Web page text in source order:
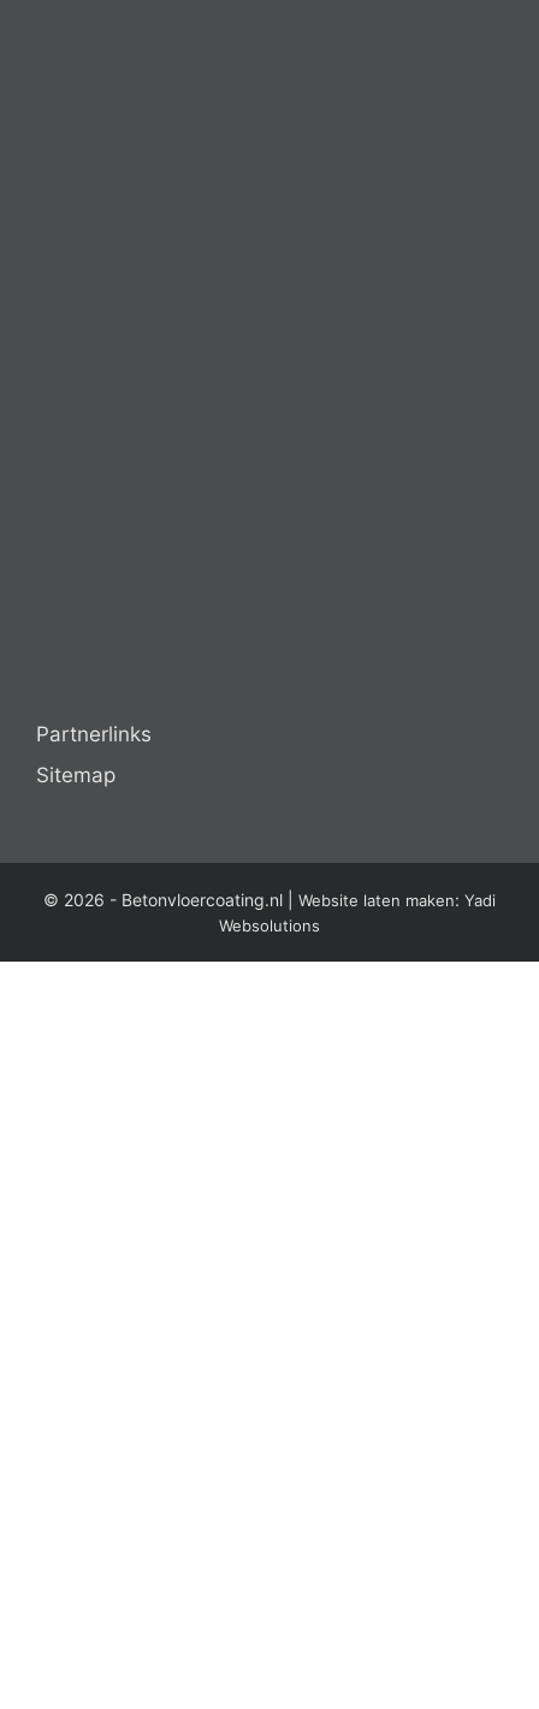
Partnerlinks
Sitemap
© 2026 - Betonvloercoating.nl Website laten maken: Yadi
Websolutions